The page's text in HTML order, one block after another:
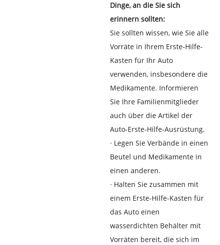
Dinge, an die Sie sich
erinnern sollten:
Sie sollten wissen, wie Sie alle
Vorräte in Ihrem Erste-Hilfe-
Kasten für Ihr Auto
verwenden, insbesondere die
Medikamente. Informieren
Sie Ihre Familienmitglieder
auch über die Artikel der
Auto-Erste-Hilfe-Ausrüstung.
· Legen Sie Verbände in einen
Beutel und Medikamente in
einen anderen.
· Halten Sie zusammen mit
einem Erste-Hilfe-Kasten für
das Auto einen
wasserdichten Behälter mit
Vorräten bereit, die sich im